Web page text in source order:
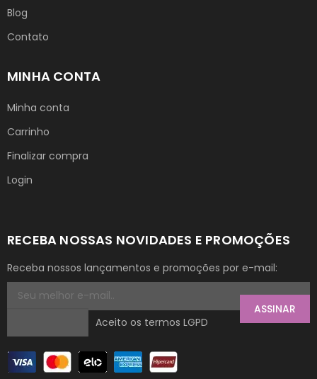
Blog
Contato
MINHA CONTA
Minha conta
Carrinho
Finalizar compra
Login
RECEBA NOSSAS NOVIDADES E PROMOÇÕES
Receba nossos lançamentos e promoções por e-mail:
ASSINAR
Aceito os termos LGPD